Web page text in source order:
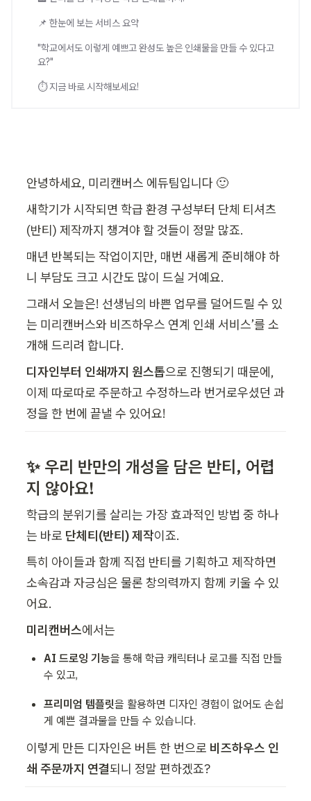
📌 한눈에 보는 서비스 요약
"학교에서도 이렇게 예쁘고 완성도 높은 인쇄물을 만들 수 있다고
요?"
⏱ 지금 바로 시작해보세요!
안녕하세요, 미리캔버스 에듀팀입니다 🙂
새학기가 시작되면 학급 환경 구성부터 단체 티셔츠
(반티) 제작까지 챙겨야 할 것들이 정말 많죠.
매년 반복되는 작업이지만, 매번 새롭게 준비해야 하
니 부담도 크고 시간도 많이 드실 거예요.
그래서 오늘은! 선생님의 바쁜 업무를 덜어드릴 수 있
는 미리캔버스와 비즈하우스 연계 인쇄 서비스’를 소
개해 드리려 합니다.
디자인부터 인쇄까지 원스톱으로 진행되기 때문에,
이제 따로따로 주문하고 수정하느라 번거로우셨던 과
정을 한 번에 끝낼 수 있어요!
✨ 우리 반만의 개성을 담은 반티, 어렵
지 않아요!
학급의 분위기를 살리는 가장 효과적인 방법 중 하나
는 바로 단체티(반티) 제작이죠.
특히 아이들과 함께 직접 반티를 기획하고 제작하면
소속감과 자긍심은 물론 창의력까지 함께 키울 수 있
어요.
미리캔버스에서는
AI 드로잉 기능을 통해 학급 캐릭터나 로고를 직접 만들
수 있고,
프리미엄 템플릿을 활용하면 디자인 경험이 없어도 손쉽
게 예쁜 결과물을 만들 수 있습니다.
이렇게 만든 디자인은 버튼 한 번으로 비즈하우스 인
쇄 주문까지 연결되니 정말 편하겠죠?